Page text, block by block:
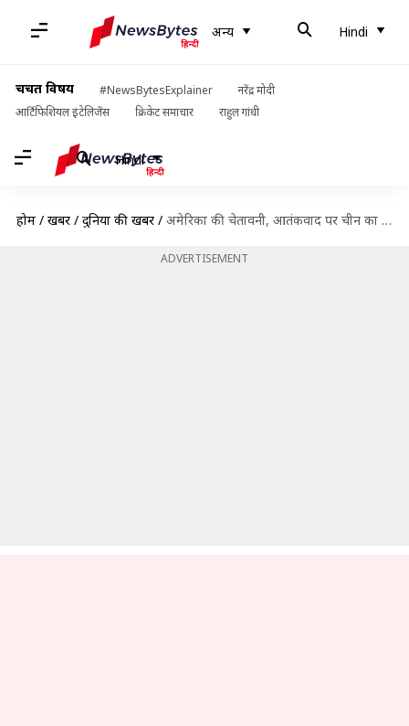
अन्य Hindi
चर्चित विषय #NewsBytesExplainer
नरेंद्र मोदी
आर्टिफिशियल इंटेलिजेंस
क्रिकेट समाचार राहुल गांधी
Hindi
होम / खबरें / दुनिया की खबरें / अमेरिका की चेतावनी, आतंकवाद पर चीन का पाखंड बर्दाश्त नहीं कर सकती दुनिया
ADVERTISEMENT